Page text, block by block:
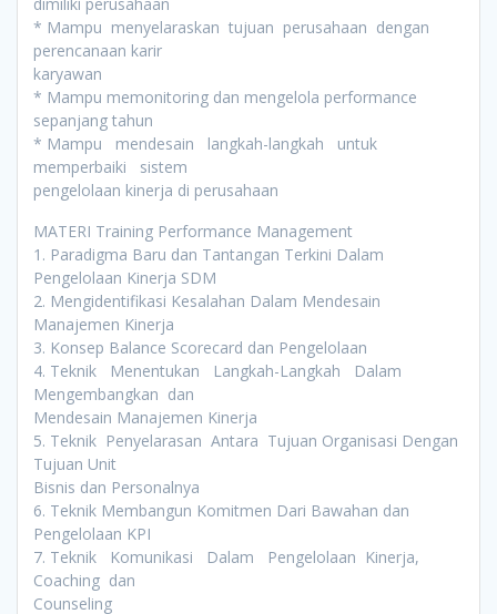
* Mampu menyelaraskan tujuan perusahaan dengan
perencanaan karir
karyawan
* Mampu memonitoring dan mengelola performance
sepanjang tahun
* Mampu mendesain langkah-langkah untuk
memperbaiki sistem
pengelolaan kinerja di perusahaan
MATERI Training Performance Management
1. Paradigma Baru dan Tantangan Terkini Dalam
Pengelolaan Kinerja SDM
2. Mengidentifikasi Kesalahan Dalam Mendesain
Manajemen Kinerja
3. Konsep Balance Scorecard dan Pengelolaan
4. Teknik Menentukan Langkah-Langkah Dalam
Mengembangkan dan
Mendesain Manajemen Kinerja
5. Teknik Penyelarasan Antara Tujuan Organisasi Dengan
Tujuan Unit
Bisnis dan Personalnya
6. Teknik Membangun Komitmen Dari Bawahan dan
Pengelolaan KPI
7. Teknik Komunikasi Dalam Pengelolaan Kinerja,
Coaching dan
Counseling